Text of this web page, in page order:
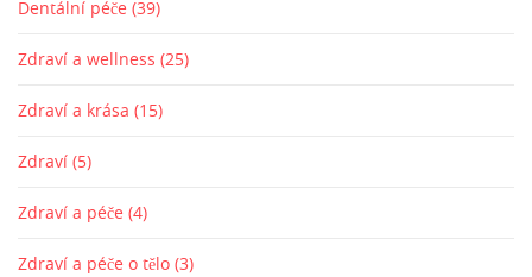
Dentální péče (39)
Zdraví a wellness (25)
Zdraví a krása (15)
Zdraví (5)
Zdraví a péče (4)
Zdraví a péče o tělo (3)